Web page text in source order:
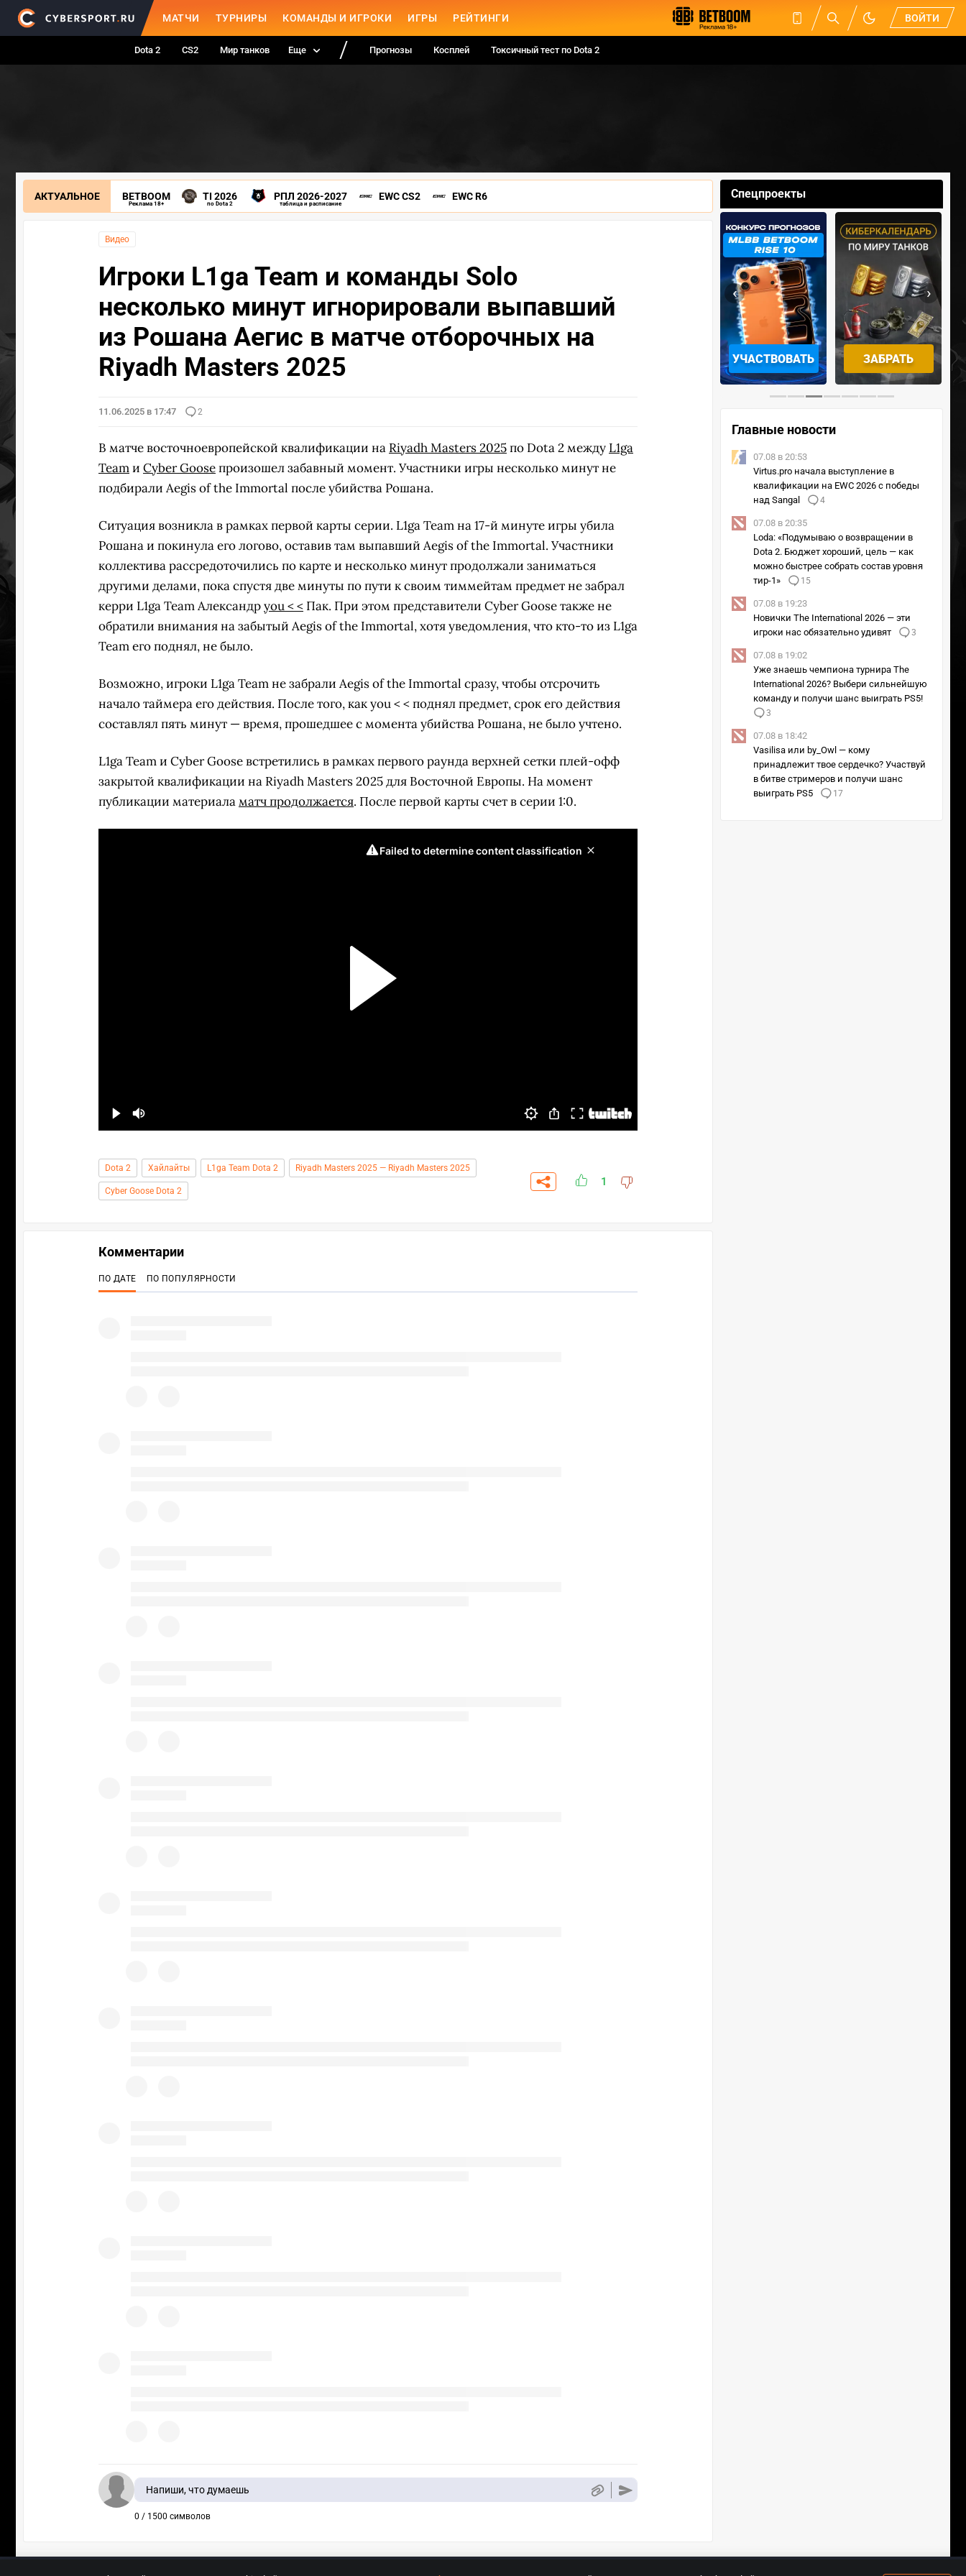
МАТЧИ ТУРНИРЫ КОМАНДЫ И ИГРОКИ ИГРЫ РЕЙТИНГИ ВОЙТИ
Dota 2 CS2 Мир танков Еще Прогнозы Косплей Токсичный тест по Dota 2
АКТУАЛЬНОЕ BETBOOM
Реклама 18+
TI 2026
по Dota 2
РПЛ 2026-2027
таблица и расписание
EWC CS2 EWC R6
Видео
Игроки L1ga Team и команды Solo
несколько минут игнорировали выпавший
из Рошана Аегис в матче отборочных на
Riyadh Masters 2025
11.06.2025 в 17:47 2
В матче восточноевропейской квалификации на Riyadh Masters 2025по Dota 2 между L1ga
Teamи Cyber Gooseпроизошел забавный момент. Участники игры несколько минут не
подбирали Aegis of the Immortal после убийства Рошана.
Ситуация возникла в рамках первой карты серии. L1ga Team на 17-й минуте игры убила
Рошана и покинула его логово, оставив там выпавший Aegis of the Immortal. Участники
коллектива рассредоточились по карте и несколько минут продолжали заниматься
другими делами, пока спустя две минуты по пути к своим тиммейтам предмет не забрал
керри L1ga Team Александрyou < < Пак. При этом представители Cyber Goose также не
обратили внимания на забытый Aegis of the Immortal, хотя уведомления, что кто-то из L1ga
Team его поднял, не было.
Возможно, игроки L1ga Team не забрали Aegis of the Immortal сразу, чтобы отсрочить
начало таймера его действия. После того, как you < < поднял предмет, срок его действия
составлял пять минут — время, прошедшее с момента убийства Рошана, не было учтено.
L1ga Team и Cyber Goose встретились в рамках первого раунда верхней сетки плей-офф
закрытой квалификации на Riyadh Masters 2025 для Восточной Европы. На момент
публикации материаламатч продолжается. После первой карты счет в серии 1:0.
Dota 2 Хайлайты L1ga Team Dota 2 Riyadh Masters 2025 — Riyadh Masters 2025
Cyber Goose Dota 2
1
Спецпроекты
ПЕРЕЙТИ ВЫБРАТЬ УЧАСТВОВАТЬ ЗАБРАТЬ
‹ ›
Главные новости
07.08 в 20:53
Virtus.pro начала выступление в
квалификации на EWC 2026 с победы
над Sangal
4
07.08 в 20:35
Loda: «Подумываю о возвращении в
Dota 2. Бюджет хороший, цель — как
можно быстрее собрать состав уровня
тир-1»
15
07.08 в 19:23
Новички The International 2026 — эти
игроки нас обязательно удивят
3
07.08 в 19:02
Уже знаешь чемпиона турнира The
International 2026? Выбери сильнейшую
команду и получи шанс выиграть PS5!
3
07.08 в 18:42
Vasilisa или by_Owl — кому
принадлежит твое сердечко? Участвуй
в битве стримеров и получи шанс
выиграть PS5
17
Комментарии
ПО ДАТЕ ПО ПОПУЛЯРНОСТИ
Напиши, что думаешь
0 / 1500 символов